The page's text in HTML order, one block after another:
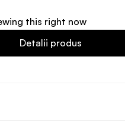
this right now
Detalii produs